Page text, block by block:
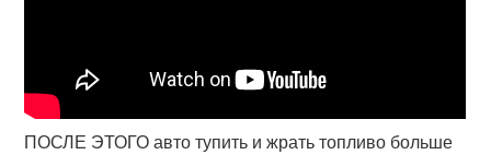
ПОСЛЕ ЭТОГО авто тупить и жрать топливо больше